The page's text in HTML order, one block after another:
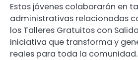
Estos jóvenes colaborarán en
administrativas relacionadas
los Talleres Gratuitos con
iniciativa que transforma y
reales para toda la comunidad.